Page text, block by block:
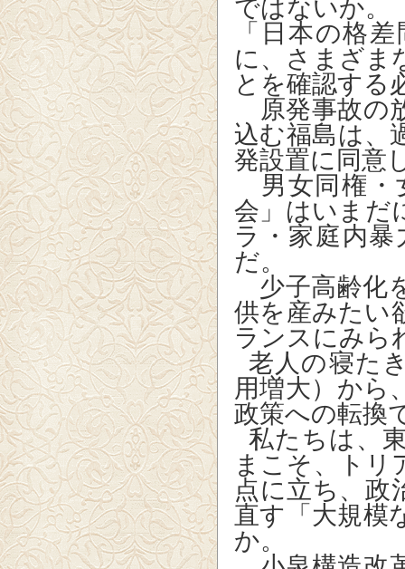
ではないか。
「日本の格
に、さまざま
とを確認する
原発事故の
込む福島は、
発設置に同意
男女同権・
会」はいまだ
ラ・家庭内
だ。
少子高齢化
供を産みたい
ランスにみら
老人の寝た
用増大）から
政策への転換
私たちは、
まこそ、トリ
点に立ち、政
直す「大規模
か。